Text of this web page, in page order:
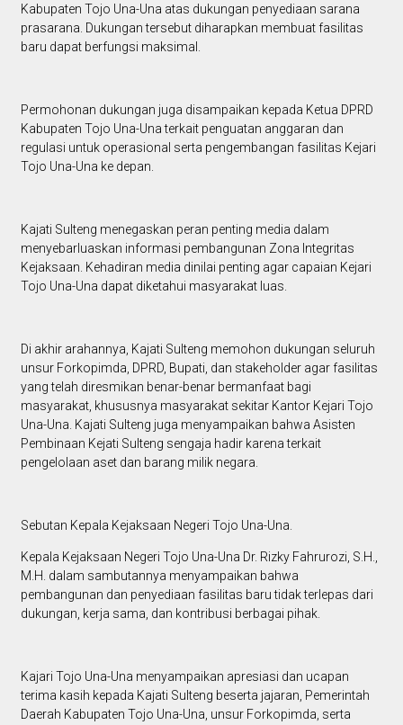
Kabupaten Tojo Una-Una atas dukungan penyediaan sarana
prasarana. Dukungan tersebut diharapkan membuat fasilitas
baru dapat berfungsi maksimal.
Permohonan dukungan juga disampaikan kepada Ketua DPRD
Kabupaten Tojo Una-Una terkait penguatan anggaran dan
regulasi untuk operasional serta pengembangan fasilitas Kejari
Tojo Una-Una ke depan.
Kajati Sulteng menegaskan peran penting media dalam
menyebarluaskan informasi pembangunan Zona Integritas
Kejaksaan. Kehadiran media dinilai penting agar capaian Kejari
Tojo Una-Una dapat diketahui masyarakat luas.
Di akhir arahannya, Kajati Sulteng memohon dukungan seluruh
unsur Forkopimda, DPRD, Bupati, dan stakeholder agar fasilitas
yang telah diresmikan benar-benar bermanfaat bagi
masyarakat, khususnya masyarakat sekitar Kantor Kejari Tojo
Una-Una. Kajati Sulteng juga menyampaikan bahwa Asisten
Pembinaan Kejati Sulteng sengaja hadir karena terkait
pengelolaan aset dan barang milik negara.
Sebutan Kepala Kejaksaan Negeri Tojo Una-Una.
Kepala Kejaksaan Negeri Tojo Una-Una Dr. Rizky Fahrurozi, S.H.,
M.H. dalam sambutannya menyampaikan bahwa
pembangunan dan penyediaan fasilitas baru tidak terlepas dari
dukungan, kerja sama, dan kontribusi berbagai pihak.
Kajari Tojo Una-Una menyampaikan apresiasi dan ucapan
terima kasih kepada Kajati Sulteng beserta jajaran, Pemerintah
Daerah Kabupaten Tojo Una-Una, unsur Forkopimda, serta